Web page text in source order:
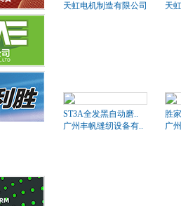
天虹电机制造有限公司
天
ST3A全发黑自动磨..
广州丰帆缝纫设备有..
胜
广